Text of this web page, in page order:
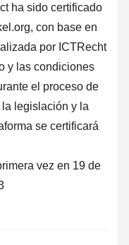
ha sido certificado
con base en
por ICTRecht
y las condiciones
el proceso de
legislación y la
se certificará
vez en 19 de